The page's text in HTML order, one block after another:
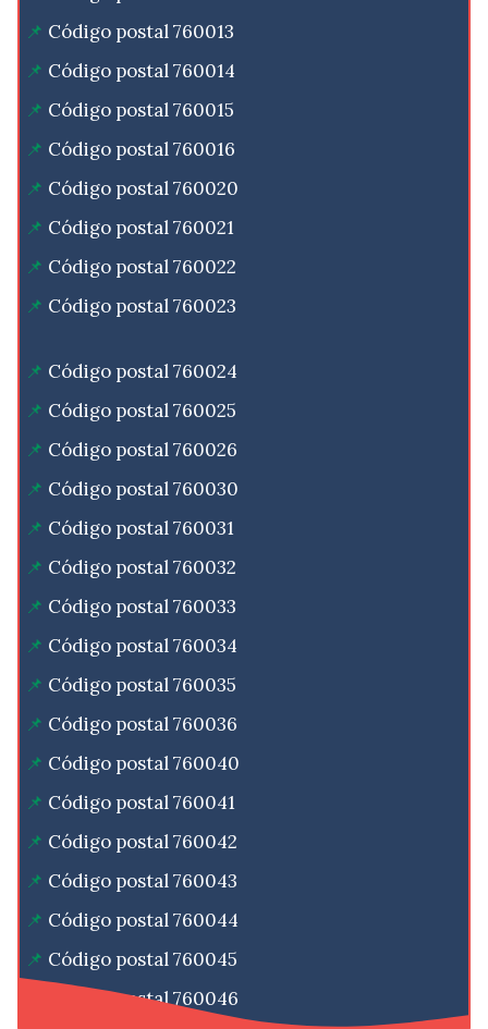
Código postal 760013
Código postal 760014
Código postal 760015
Código postal 760016
Código postal 760020
Código postal 760021
Código postal 760022
Código postal 760023
Código postal 760024
Código postal 760025
Código postal 760026
Código postal 760030
Código postal 760031
Código postal 760032
Código postal 760033
Código postal 760034
Código postal 760035
Código postal 760036
Código postal 760040
Código postal 760041
Código postal 760042
Código postal 760043
Código postal 760044
Código postal 760045
Código postal 760046